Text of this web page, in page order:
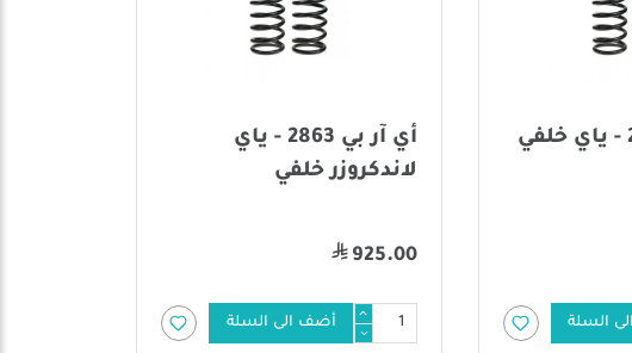
أي آر بي 2860 - ياي خلفي
السلة
أي آر بي 2863 - ياي
لاندكروزر خلفي
925.00
أضف الى السلة